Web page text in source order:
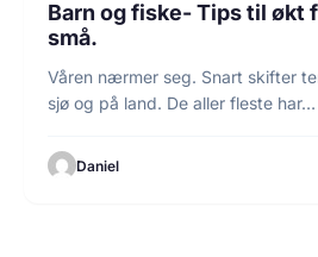
FISKE
Barn og fiske- Tips til økt
små.
Våren nærmer seg. Snart skifter
sjø og på land. De aller fleste har…
Daniel